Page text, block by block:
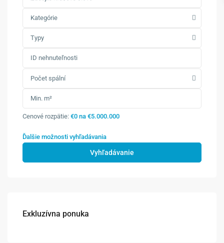
Kategórie
Typy
Počet spální
Cenové rozpätie: €0 na €5.000.000
Ďalšie možnosti vyhľadávania
Vyhľadávanie
Exkluzívna ponuka